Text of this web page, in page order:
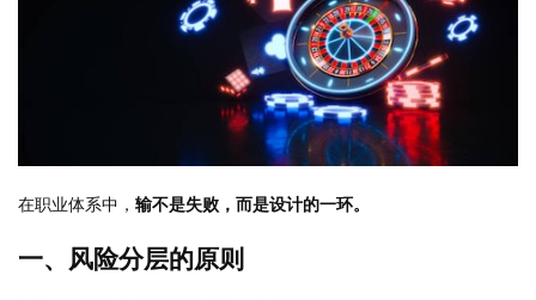
在职业体系中， 输不是失败，而是设计的一环。
一、风险分层的原则